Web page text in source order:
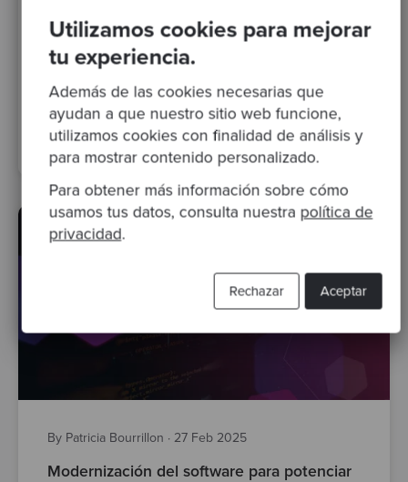
Utilizamos cookies para mejorar
tu experiencia.
Además de las cookies necesarias que
ayudan a que nuestro sitio web funcione,
utilizamos cookies con finalidad de análisis y
para mostrar contenido personalizado.
Para obtener más información sobre cómo
usamos tus datos, consulta nuestra política de
privacidad.
Aceptar
Rechazar
Escalabilidad de equipos: Consejos para un
crecimiento eficiente
Crecimiento organizacional
productividad en equipos de desarrollo
gestión de equipos
escalabilidad
escalabilidad de equipos
By Patricia Bourrillon · 27 Feb 2025
Modernización del software para potenciar